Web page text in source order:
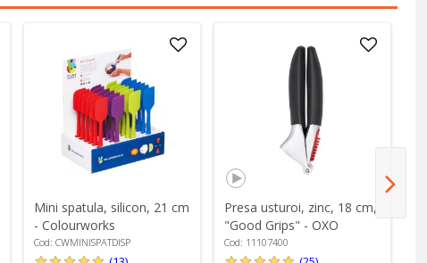
Mini spatula, silicon, 21 cm
- Colourworks
Cod: CWMINISPATDISP
Presa usturoi, zinc, 18 cm,
"Good Grips" - OXO
Cod: 11107400